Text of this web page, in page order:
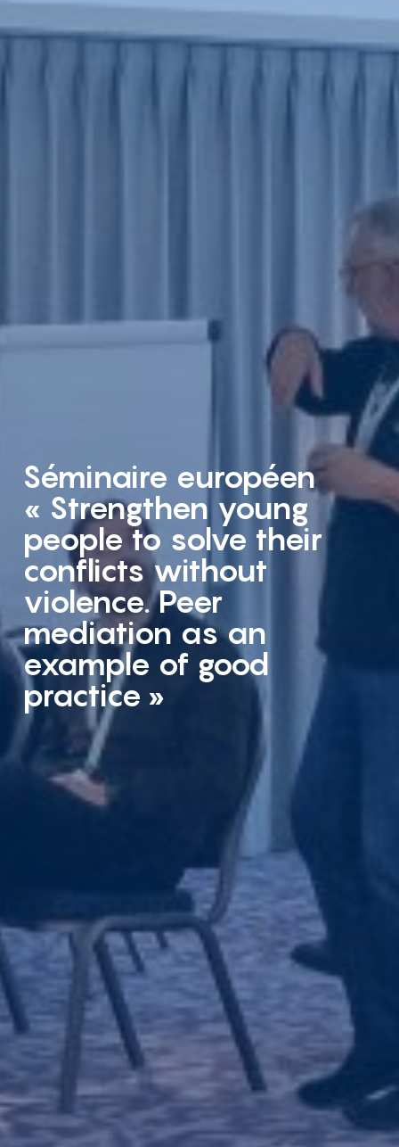
Séminaire européen
« Strengthen young
people to solve their
conflicts without
violence. Peer
mediation as an
example of good
practice »